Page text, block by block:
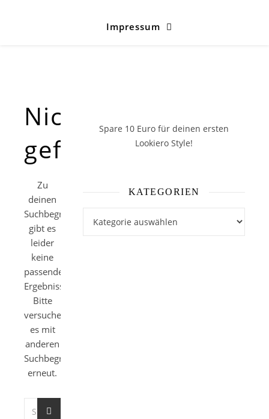
Impressum
Nichts
gefunden!
Zu
deinen
Suchbegriffen
gibt es
leider
keine
passenden
Ergebnisse.
Bitte
versuche
es mit
anderen
Suchbegriffen
erneut.
Spare 10 Euro für deinen ersten
Lookiero Style!
KATEGORIEN